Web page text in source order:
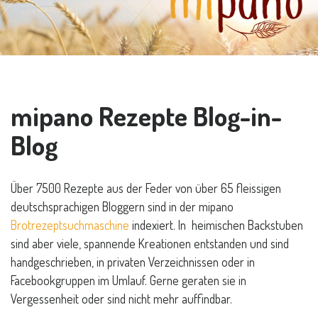
mipano Rezepte Blog-in-
Blog
Über 7500 Rezepte aus der Feder von über 65 fleissigen
deutschsprachigen Bloggern sind in der mipano
Brotrezeptsuchmaschine indexiert. In heimischen Backstuben
sind aber viele, spannende Kreationen entstanden und sind
handgeschrieben, in privaten Verzeichnissen oder in
Facebookgruppen im Umlauf. Gerne geraten sie in
Vergessenheit oder sind nicht mehr auffindbar.